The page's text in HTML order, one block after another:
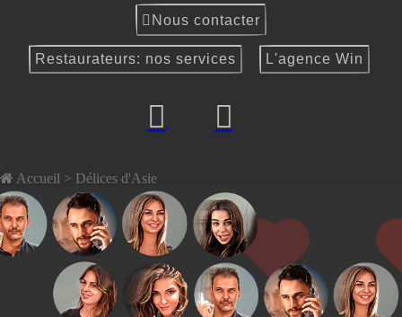
Nous contacter
Restaurateurs: nos services L'agence Win
Accueil > Délices d'Asie